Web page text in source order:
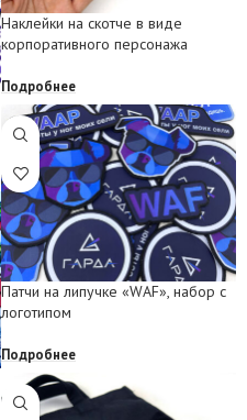
Наклейки на скотче в виде
корпоративного персонажа
Подробнее
Патчи на липучке «WAF», набор с
логотипом
Подробнее